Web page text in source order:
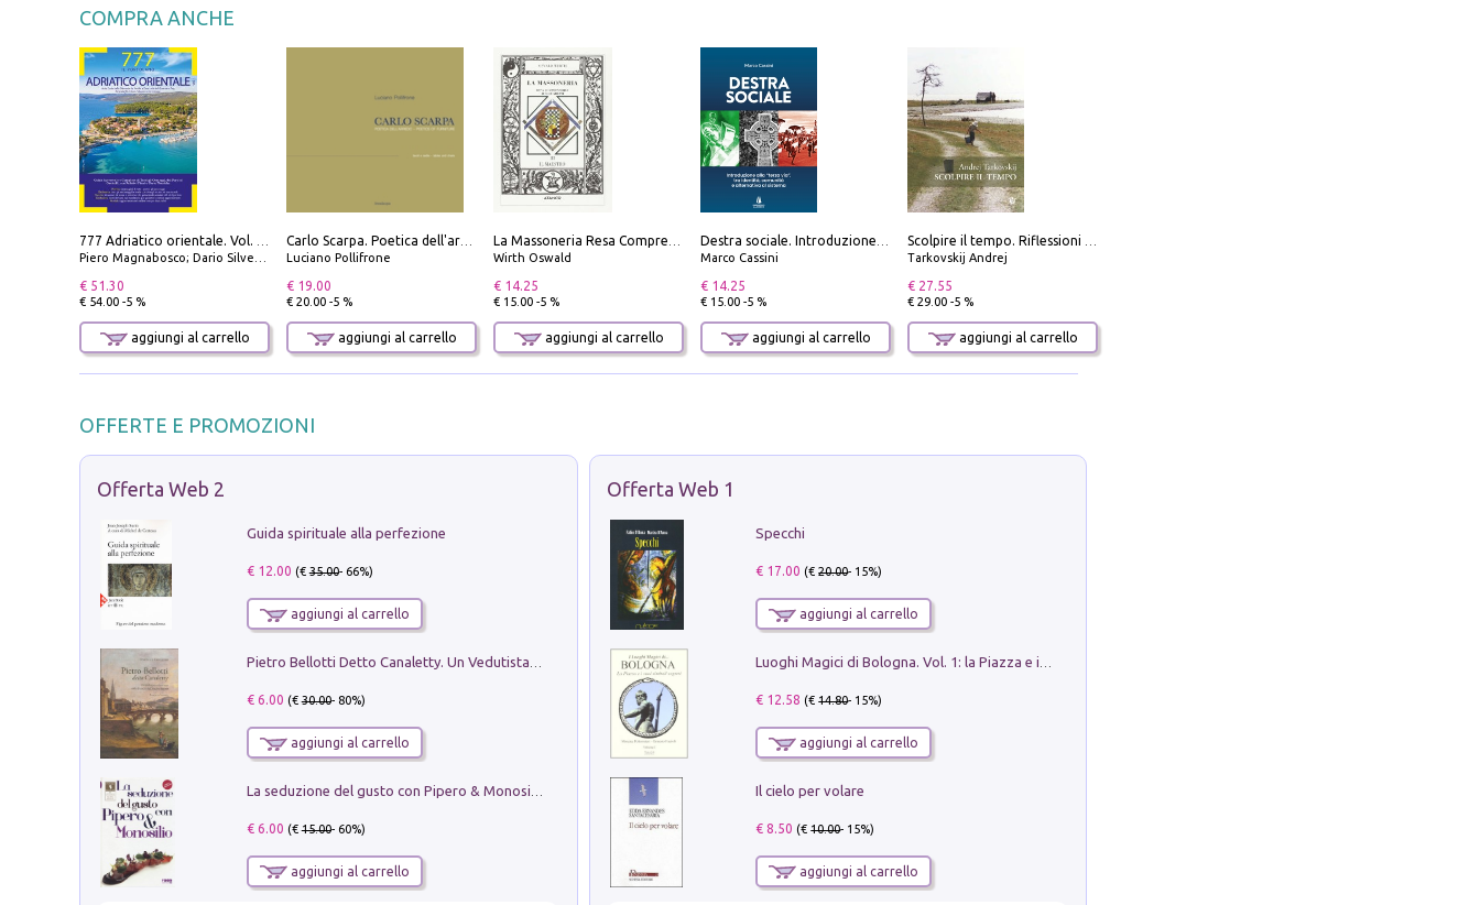
COMPRA ANCHE
Piero Magnabosco; Dario Silvestro; Marco Sbrizzi
€ 51.30
€ 54.00 -5 %
aggiungi al carrello
Luciano Pollifrone
€ 19.00
€ 20.00 -5 %
aggiungi al carrello
Wirth Oswald
€ 14.25
€ 15.00 -5 %
aggiungi al carrello
Marco Cassini
€ 14.25
€ 15.00 -5 %
aggiungi al carrello
Tarkovskij Andrej
€ 27.55
€ 29.00 -5 %
aggiungi al carrello
OFFERTE E PROMOZIONI
Offerta Web 2
Guida spirituale alla perfezione
€ 12.00 (€35.00- 66%)
aggiungi al carrello
€ 6.00 (€30.00- 80%)
aggiungi al carrello
€ 6.00 (€15.00- 60%)
aggiungi al carrello
Offerta Web 1
Specchi
€ 17.00 (€20.00- 15%)
aggiungi al carrello
€ 12.58 (€14.80- 15%)
aggiungi al carrello
Il cielo per volare
€ 8.50 (€10.00- 15%)
aggiungi al carrello